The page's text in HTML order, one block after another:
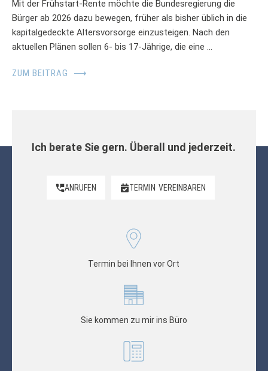
Mit der Frühstart-Rente möchte die Bundesregierung die
Bürger ab 2026 dazu bewegen, früher als bisher üblich in die
kapitalgedeckte Altersvorsorge einzusteigen. Nach den
aktuellen Plänen sollen 6- bis 17-Jährige, die eine …
ZUM BEITRAG ⟶
Ich berate Sie gern. Überall und jederzeit.
ANRUFEN TERMIN VEREINBAREN
Termin bei Ihnen vor Ort
Sie kommen zu mir ins Büro